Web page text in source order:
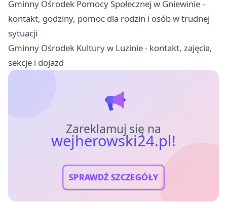
Gminny Ośrodek Pomocy Społecznej w Gniewinie -
kontakt, godziny, pomoc dla rodzin i osób w trudnej
sytuacji
Gminny Ośrodek Kultury w Luzinie - kontakt, zajęcia,
sekcje i dojazd
Zareklamuj się na
wejherowski24.pl!
SPRAWDŹ SZCZEGÓŁY